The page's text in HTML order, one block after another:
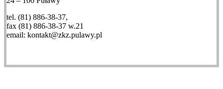
tel. (81) 886-38-37,
fax (81) 886-38-37 w.21
email: kontakt@zkz.pulawy.pl